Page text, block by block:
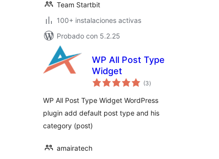
Team Startbit
100+ instalaciones activas
Probado con 5.2.25
WP All Post Type
Widget
(3total
de
)
WP All Post Type Widget WordPress
plugin add default post type and his
category (post)
amairatech